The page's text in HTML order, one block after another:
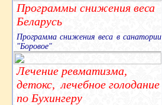
Программы снижения веса
Беларусь
Программа снижения веса в санатории
"Боровое"
Лечение ревматизма,
детокс, лечебное голодание
по Бухингеру